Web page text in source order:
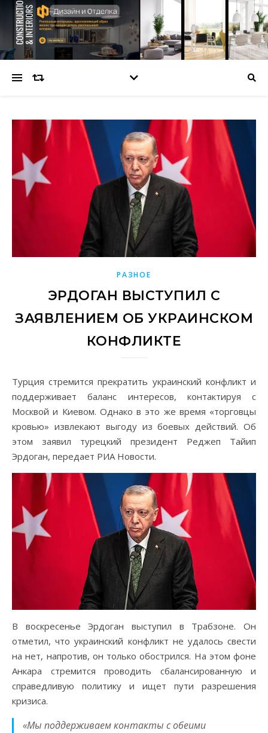
РАЗНОЕ
ЭРДОГАН ВЫСТУПИЛ С
ЗАЯВЛЕНИЕМ ОБ УКРАИНСКОМ
КОНФЛИКТЕ
Турция стремится прекратить украинский конфликт и
поддерживает баланс интересов, контактируя с
Москвой и Киевом. Однако в это же время «торговцы
кровью» извлекают выгоду из боевых действий. Об
этом заявил турецкий президент Реджеп Тайип
Эрдоган, передает РИА Новости.
В воскресенье Эрдоган выступил в Трабзоне. Он
отметил, что украинский конфликт не удалось свести
на нет, напротив, он только обострился. На этом фоне
Анкара стремится проводить сбалансированную и
справедливую политику и ищет пути разрешения
кризиса.
«Мы поддерживаем контакты с обеими